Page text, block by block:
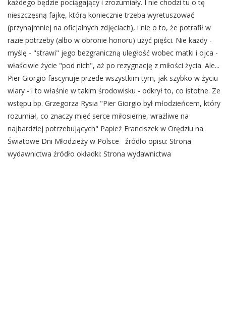
każdego będzie pociągający i zrozumiały. I nie chodzi tu o tę
nieszczęsną fajkę, którą koniecznie trzeba wyretuszować
(przynajmniej na oficjalnych zdjęciach), i nie o to, że potrafił w
razie potrzeby (albo w obronie honoru) użyć pięści. Nie każdy -
myślę - "strawi" jego bezgraniczną uległość wobec matki i ojca -
właściwie życie "pod nich", aż po rezygnację z miłości życia. Ale...
Pier Giorgio fascynuje przede wszystkim tym, jak szybko w życiu
wiary - i to właśnie w takim środowisku - odkrył to, co istotne. Ze
wstępu bp. Grzegorza Rysia "Pier Giorgio był młodzieńcem, który
rozumiał, co znaczy mieć serce miłosierne, wrażliwe na
najbardziej potrzebujących" Papież Franciszek w Orędziu na
Światowe Dni Młodzieży w Polsce źródło opisu: Strona
wydawnictwa źródło okładki: Strona wydawnictwa